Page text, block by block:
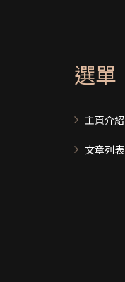
選單
主頁介紹
文章列表